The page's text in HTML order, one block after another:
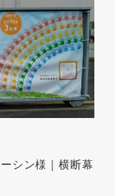
シン様｜横断幕